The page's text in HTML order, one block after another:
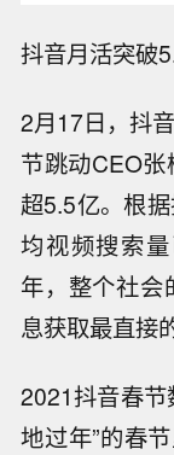
抖音月活突破
2月17日，抖
节跳动CEO
超5.5亿。根
均视频搜索
年，整个社会
息获取最直接
2021抖音春节
地过年”的春